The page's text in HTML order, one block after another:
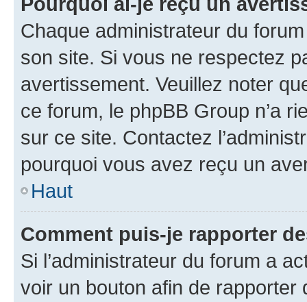
Chaque administrateur du
son site. Si vous ne respectez
avertissement. Veuillez noter
ce forum, le phpBB Group n’a
sur ce site. Contactez
pourquoi vous avez reçu un
Haut
Comment puis-je rapporter
Si l’administrateur du forum a
voir un bouton afin de